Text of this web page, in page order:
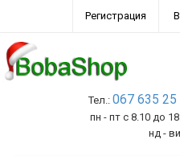
Регистрация
Тел.: 067 635 25
пн - пт с 8.10 до
нд -